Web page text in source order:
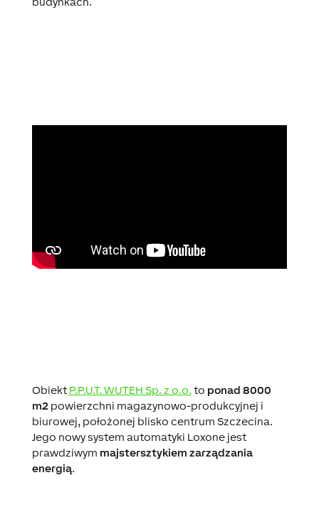
Obiekt P.P.U.T. WUTEH Sp. z o.o. to ponad 8000
m2powierzchni magazynowo-produkcyjnej i
biurowej, położonej blisko centrum Szczecina.
Jego nowy system automatyki Loxone jest
prawdziwym majstersztykiem zarządzania
energią.